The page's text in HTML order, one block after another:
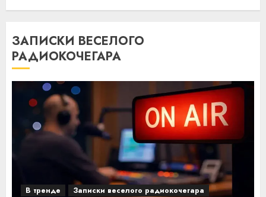
ЗАПИСКИ ВЕСЕЛОГО
РАДИОКОЧЕГАРА
В тренде
Записки веселого радиокочегара